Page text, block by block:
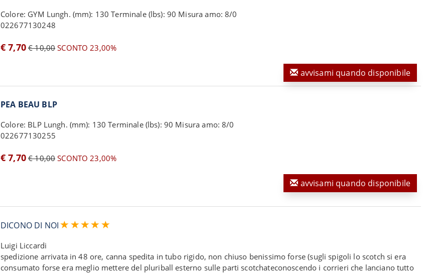
Colore: GYM Lungh. (mm): 130 Terminale (lbs): 90 Misura amo: 8/0
022677130248
€ 7,70 € 10,00SCONTO 23,00%
avvisami quando disponibile
PEA BEAU BLP
Colore: BLP Lungh. (mm): 130 Terminale (lbs): 90 Misura amo: 8/0
022677130255
€ 7,70 € 10,00SCONTO 23,00%
avvisami quando disponibile
DICONO DI NOI
Luigi Liccardi
spedizione arrivata in 48 ore, canna spedita in tubo rigido, non chiuso benissimo forse (sugli spigoli lo scotch si era
consumato forse era meglio mettere del pluriball esterno sulle parti scotchateconoscendo i corrieri che lanciano tutto